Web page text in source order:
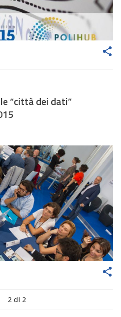
“città dei dati”
2 di 2